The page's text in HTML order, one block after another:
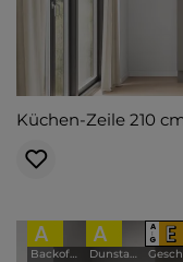
Küchen-Zeile 210
A
Backofen
A
Dunstabzugshaube
A
↑
G E